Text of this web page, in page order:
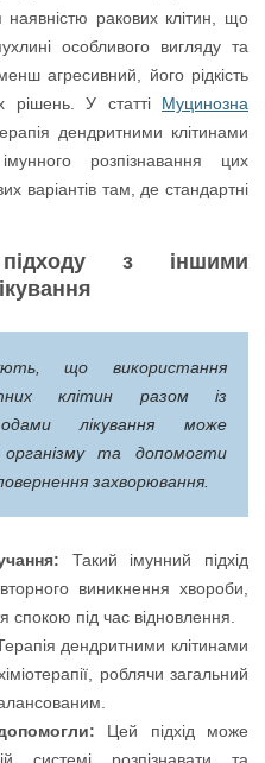
наявністю ракових клітин, що
особливого вигляду та
агресивний, його рідкість
рішень. У статті Муцинозна
дендритними клітинами
розпізнавання цих
варіантів там, де стандартні
з іншими
що використання
клітин разом із
лікування може
та допомогти
захворювання.
Такий імунний підхід
виникнення хвороби,
спокою під час відновлення.
дендритними клітинами
роблячи загальний
Цей підхід може